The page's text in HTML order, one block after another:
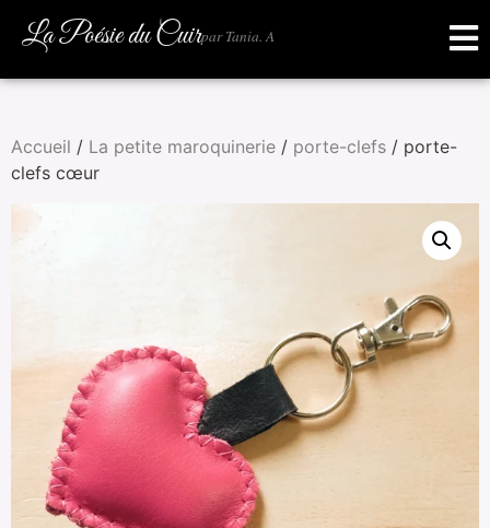
La Poésie du Cuirpar Tania. A
Accueil / La petite maroquinerie / porte-clefs / porte-
clefs cœur